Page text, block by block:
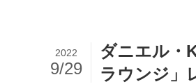
ダニエル・
ラウンジ」
2022
9/29